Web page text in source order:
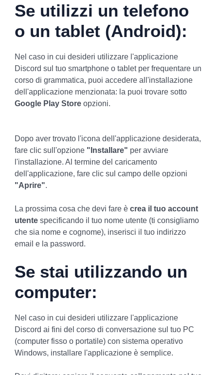
Se utilizzi un telefono
o un tablet (Android):
Nel caso in cui desideri utilizzare l'applicazione
Discord sul tuo smartphone o tablet per frequentare un
corso di grammatica, puoi accedere all'installazione
dell'applicazione menzionata: la puoi trovare sotto
Google Play Store opzioni.
Dopo aver trovato l'icona dell'applicazione desiderata,
fare clic sull'opzione "Installare" per avviare
l'installazione. Al termine del caricamento
dell'applicazione, fare clic sul campo delle opzioni
"Aprire".
La prossima cosa che devi fare è crea il tuo account
utente specificando il tuo nome utente (ti consigliamo
che sia nome e cognome), inserisci il tuo indirizzo
email e la password.
Se stai utilizzando un
computer:
Nel caso in cui desideri utilizzare l'applicazione
Discord ai fini del corso di conversazione sul tuo PC
(computer fisso o portatile) con sistema operativo
Windows, installare l'applicazione è semplice.